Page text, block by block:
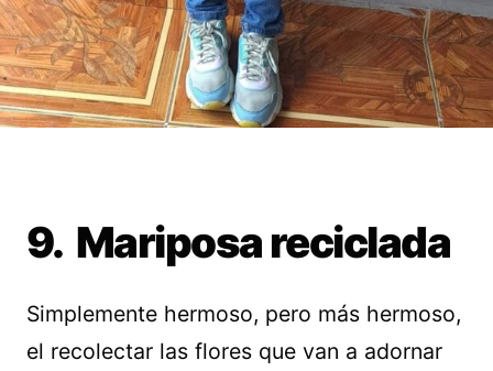
9. Mariposa reciclada
Simplemente hermoso, pero más hermoso,
el recolectar las flores que van a adornar